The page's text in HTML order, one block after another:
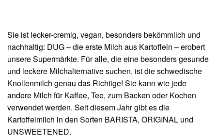
Sie ist lecker-cremig, vegan, besonders bekömmlich und
nachhaltig: DUG – die erste Milch aus Kartoffeln – erobert
unsere Supermärkte. Für alle, die eine besonders gesunde
und leckere Milchalternative suchen, ist die schwedische
Knollenmilch genau das Richtige! Sie kann wie jede
andere Milch für Kaffee, Tee, zum Backen oder Kochen
verwendet werden. Seit diesem Jahr gibt es die
Kartoffelmilch in den Sorten BARISTA, ORIGINAL und
UNSWEETENED.